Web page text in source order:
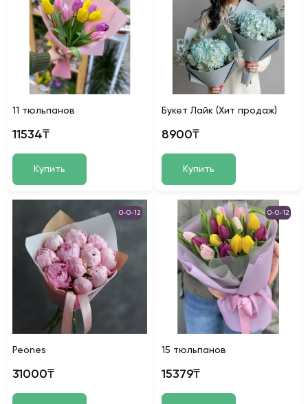
11 тюльпанов
11534₸
Купить
Букет Лайк (Хит продаж)
8900₸
Купить
0-0-12
Peones
31000₸
0-0-12
15 тюльпанов
15379₸